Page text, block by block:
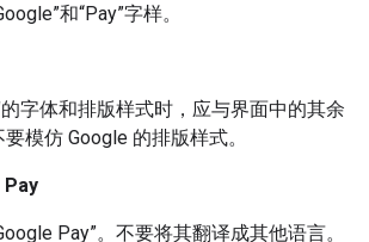
和“Pay”字样。
的字体和排版样式时，应与界面中的其余
模仿 Google 的排版样式。
Pay
Pay”。不要将其翻译成其他语言。